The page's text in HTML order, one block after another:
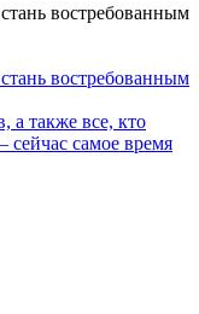
востребованным
востребованным
а также все, кто
сейчас самое время